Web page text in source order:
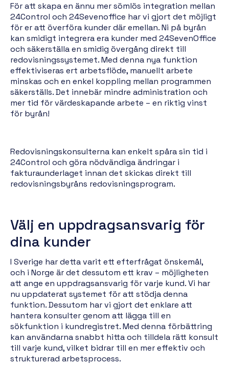
För att skapa en ännu mer sömlös integration mellan
24Control och 24Sevenoffice har vi gjort det möjligt
för er att överföra kunder där emellan. Ni på byrån
kan smidigt integrera era kunder med 24SevenOffice
och säkerställa en smidig övergång direkt till
redovisningssystemet. Med denna nya funktion
effektiviseras ert arbetsflöde, manuellt arbete
minskas och en enkel koppling mellan programmen
säkerställs. Det innebär mindre administration och
mer tid för värdeskapande arbete – en riktig vinst
för byrån!
Redovisningskonsulterna kan enkelt spåra sin tid i
24Control och göra nödvändiga ändringar i
fakturaunderlaget innan det skickas direkt till
redovisningsbyråns redovisningsprogram.
Välj en uppdragsansvarig för
dina kunder
I Sverige har detta varit ett efterfrågat önskemål,
och i Norge är det dessutom ett krav – möjligheten
att ange en uppdragsansvarig för varje kund. Vi har
nu uppdaterat systemet för att stödja denna
funktion. Dessutom har vi gjort det enklare att
hantera konsulter genom att lägga till en
sökfunktion i kundregistret. Med denna förbättring
kan användarna snabbt hitta och tilldela rätt konsult
till varje kund, vilket bidrar till en mer effektiv och
strukturerad arbetsprocess.